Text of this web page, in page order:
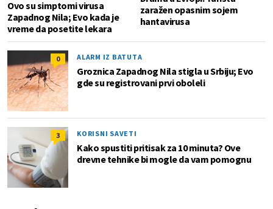
Ovo su simptomi virusa
Zapadnog Nila; Evo kada je
vreme da posetite lekara
zaražen opasnim sojem
hantavirusa
0 ALARM IZ BATUTA
Groznica Zapadnog Nila stigla u Srbiju; Evo
gde su registrovani prvi oboleli
3 KORISNI SAVETI
Kako spustiti pritisak za 10 minuta? Ove
drevne tehnike bi mogle da vam pomognu